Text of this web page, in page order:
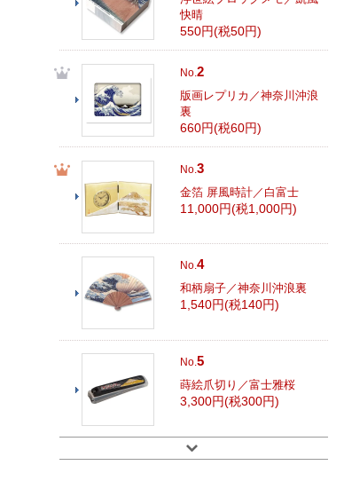
快晴
550円(税50円)
No. 2
版画レプリカ／神奈川沖浪
裏
660円(税60円)
No. 3
金箔 屏風時計／白富士
11,000円(税1,000円)
No.4
和柄扇子／神奈川沖浪裏
1,540円(税140円)
No.5
蒔絵爪切り／富士雅桜
3,300円(税300円)